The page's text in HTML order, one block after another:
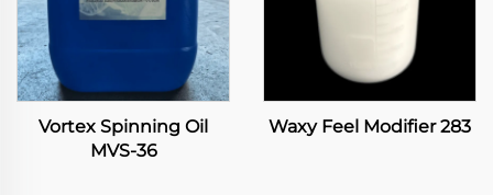
Vortex Spinning Oil
MVS-36
Waxy Feel Modifier 283